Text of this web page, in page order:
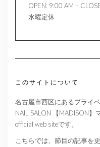
OPEN: 9:00 AM –
水曜定休
このサイトについて
名古屋市西区にあるプライ
NAIL SALON 【MADISON】
official web siteです。
こちらでは、節目の記事を